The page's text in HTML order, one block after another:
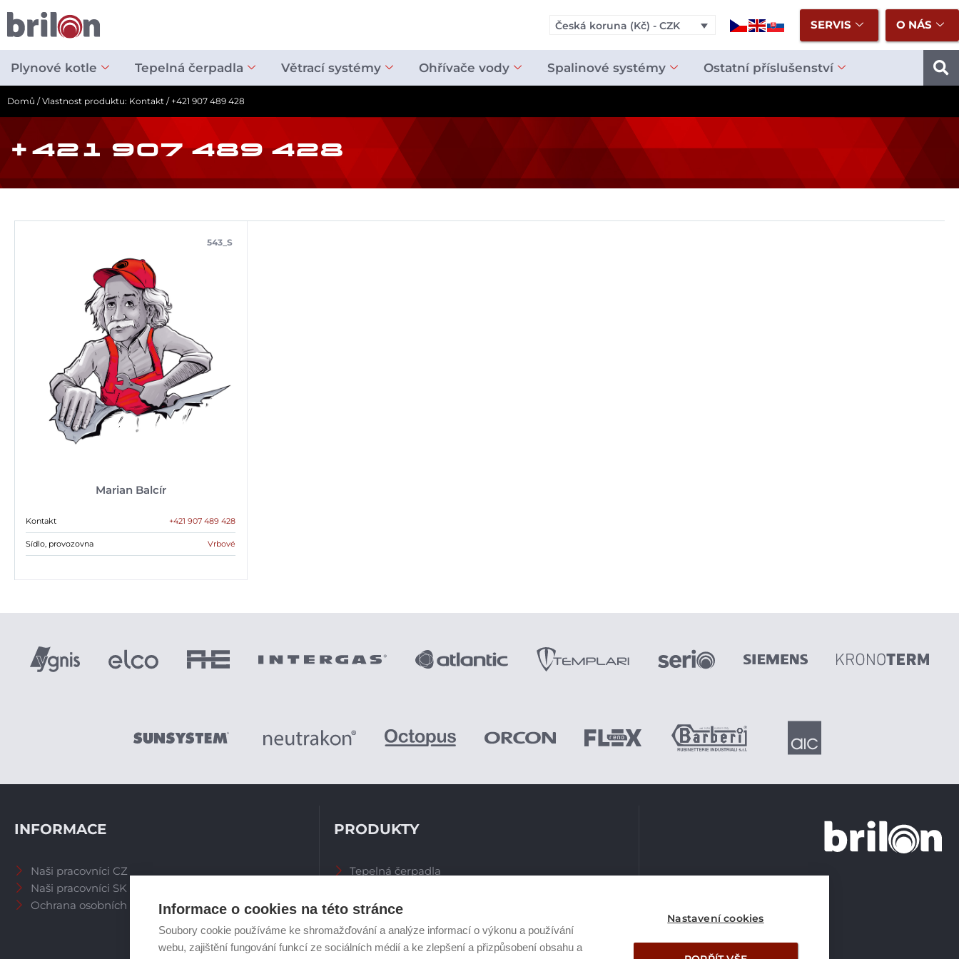
Informace o cookies na této stránce
Soubory cookie používáme ke shromažďování a analýze informací o výkonu a používání
webu, zajištění fungování funkcí ze sociálních médií a ke zlepšení a přizpůsobení obsahu a
Nastavení cookies
obsah
Česká koruna (Kč) - CZK SERVIS O NÁS
Plynové kotle Tepelná čerpadla Větrací systémy Ohřívače vody Spalinové systémy Ostatní příslušenství
Domů / Vlastnost produktu: Kontakt / +421 907 489 428
+421 907 489 428
Marian Balcír
543_S
Kontakt +421 907 489 428
Sídlo, provozovna Vrbové
INFORMACE
Naši pracovníci CZ
Naši pracovníci SK
Ochrana osobních údajů
PRODUKTY
Tepelná čerpadla
Zásobníky TV
Plynové kotle